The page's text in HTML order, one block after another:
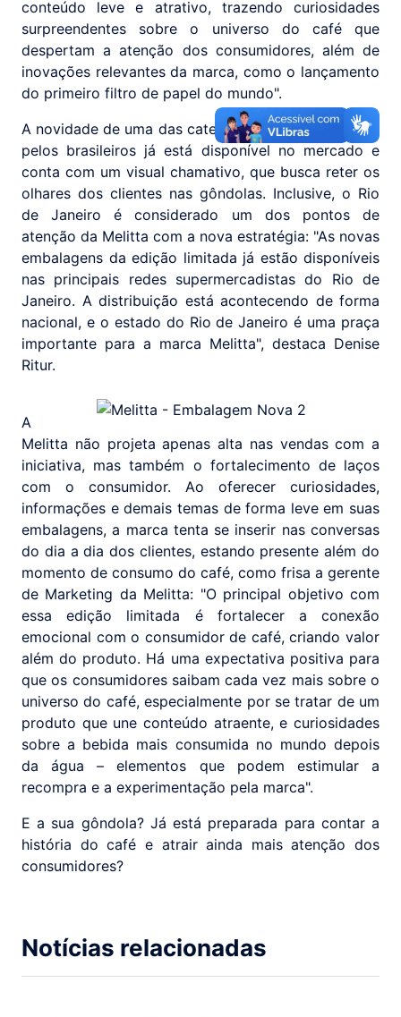
conteúdo leve e atrativo, trazendo curiosidades
surpreendentes sobre o universo do café que
despertam a atenção dos consumidores, além de
inovações relevantes da marca, como o lançamento
do primeiro filtro de papel do mundo".
A novidade de uma das categorias mais consumidas
pelos brasileiros já está disponível no mercado e
conta com um visual chamativo, que busca reter os
olhares dos clientes nas gôndolas. Inclusive, o Rio
de Janeiro é considerado um dos pontos de
atenção da Melitta com a nova estratégia: "As novas
embalagens da edição limitada já estão disponíveis
nas principais redes supermercadistas do Rio de
Janeiro. A distribuição está acontecendo de forma
nacional, e o estado do Rio de Janeiro é uma praça
importante para a marca Melitta", destaca Denise
Ritur.
A
Melitta não projeta apenas alta nas vendas com a
iniciativa, mas também o fortalecimento de laços
com o consumidor. Ao oferecer curiosidades,
informações e demais temas de forma leve em suas
embalagens, a marca tenta se inserir nas conversas
do dia a dia dos clientes, estando presente além do
momento de consumo do café, como frisa a gerente
de Marketing da Melitta: "O principal objetivo com
essa edição limitada é fortalecer a conexão
emocional com o consumidor de café, criando valor
além do produto. Há uma expectativa positiva para
que os consumidores saibam cada vez mais sobre o
universo do café, especialmente por se tratar de um
produto que une conteúdo atraente, e curiosidades
sobre a bebida mais consumida no mundo depois
da água – elementos que podem estimular a
recompra e a experimentação pela marca".
E a sua gôndola? Já está preparada para contar a
história do café e atrair ainda mais atenção dos
consumidores?
Notícias relacionadas